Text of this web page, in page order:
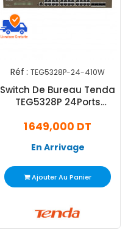
Réf : TEG5328P-24-410W
Switch De Bureau Tenda
TEG5328P 24Ports
Sfp
1 649,000 DT
En Arrivage
Ajouter Au Panier